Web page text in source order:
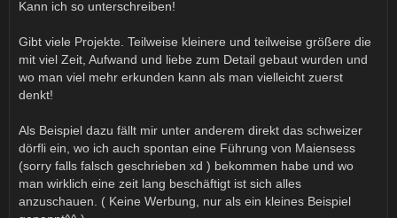
Kann ich so unterschreiben!
Gibt viele Projekte. Teilweise kleinere und teilweise größere die
mit viel Zeit, Aufwand und liebe zum Detail gebaut wurden und
wo man viel mehr erkunden kann als man vielleicht zuerst
denkt!
Als Beispiel dazu fällt mir unter anderem direkt das schweizer
dörfli ein, wo ich auch spontan eine Führung von Maiensess
(sorry falls falsch geschrieben xd ) bekommen habe und wo
man wirklich eine zeit lang beschäftigt ist sich alles
anzuschauen. ( Keine Werbung, nur als ein kleines Beispiel